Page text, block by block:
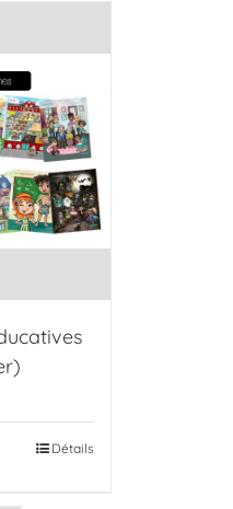
Détails